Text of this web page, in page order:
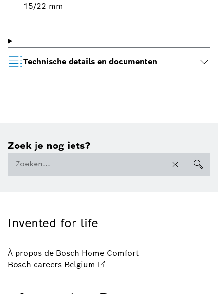
15/22 mm
Technische details en documenten
Zoek je nog iets?
Invented for life
À propos de Bosch Home Comfort
Bosch careers Belgium